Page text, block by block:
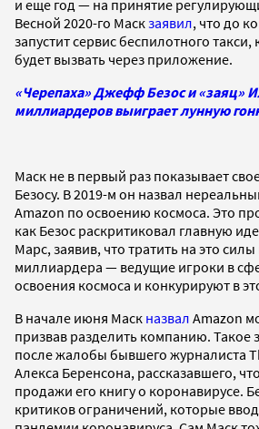
и еще год — на принятие
Весной 2020-го Маскзаявил, что до
запустит сервис беспилотного
будет вызвать через приложение.
«Черепаха» Джефф Безос и «заяц»
миллиардеров выиграет лунную
Маск не в первый раз показывает
Безосу. В 2019-м он назвал
Amazon по освоению космоса. Это
как Безос раскритиковал главную
Марс, заявив, что тратить на это
миллиардера — ведущие игроки в
освоения космоса и конкурируют в
В начале июня Маск назвал Amazon
призвав разделить компанию. Такое
после жалобы бывшего журналиста
Алекса Беренсона, рассказавшего,
продажи его книгу о коронавирусе.
критиков ограничений, которые